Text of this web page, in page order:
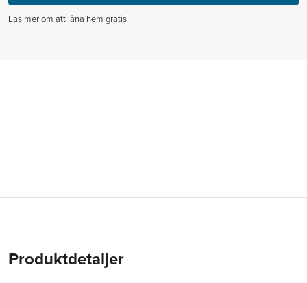
Läs mer om att låna hem gratis
Produktdetaljer